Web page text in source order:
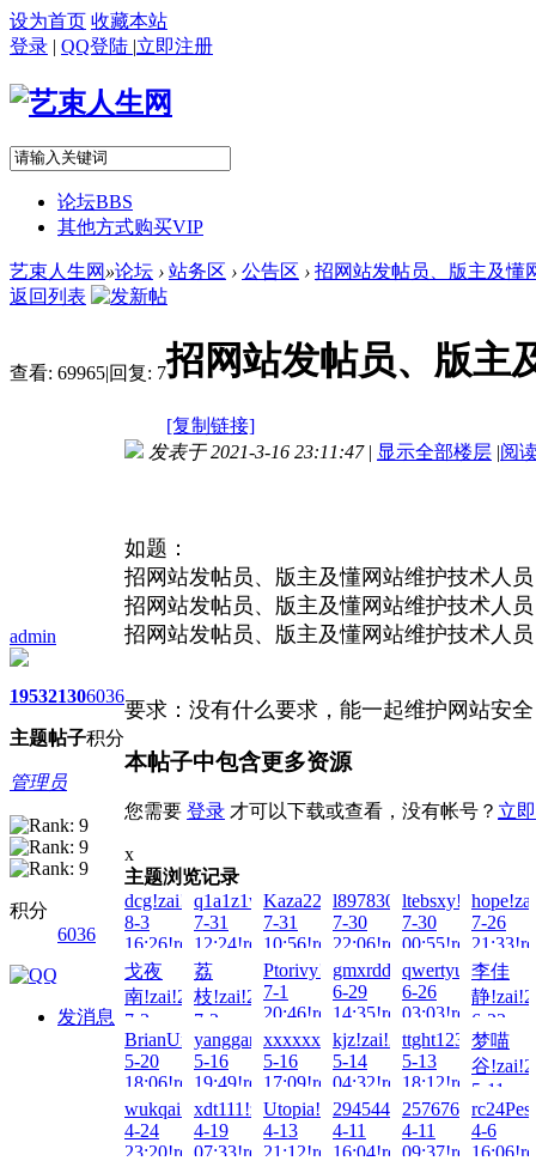
设为首页 收藏本站
登录 | QQ登陆 |立即注册
论坛BBS
其他方式购买VIP
艺束人生网 »论坛 › 站务区 › 公告区 › 招网站发帖员、版主及懂
返回列表
查看: 69965|回复: 7招网站发帖员、版主
[复制链接]
admin
1953
主题
2130
帖子
6036
积分
管理员
积分
6036
发消息
发表于 2021-3-16 23:11:47 | 显示全部楼层 |阅
如题：
招网站发帖员、版主及懂网站维护技术人
招网站发帖员、版主及懂网站维护技术人
招网站发帖员、版主及懂网站维护技术人
要求：没有什么要求，能一起维护网站安
本帖子中包含更多资源
您需要 登录 才可以下载或查看，没有帐号？ 立
x
主题浏览记录
dcg!zai!2026-
8-3
16:26!read!
q1a1z1w1e1!zai!2026-
7-31
12:24!read!
Kaza223!zai!2026-
7-31
10:56!read!
l897830689!zai!2026-
7-30
22:06!read!
ltebsxy!zai!2026-
7-30
00:55!read!
7-26
戈夜
南!zai!2026-
7-3
16:48!read!
荔
枝!zai!2026-
7-2
14:33!read!
Ptorivy!zai!2026-
7-1
20:46!read!
gmxrdd!zai!2026-
6-29
14:35!read!
6-26
03:03!read!
李佳
静
6-22
BrianUnwit!zai!2026-
5-20
18:06!read!
yanggangzhi!zai!2026-
5-16
19:49!read!
xxxxxxxxxxx!zai!2026-
5-16
17:09!read!
kjz!zai!2026-
5-14
04:32!read!
5-13
18:12!read!
梦喵
谷
5-11
wukqai!zai!2026-
4-24
23:20!read!
xdt111!zai!2026-
4-19
07:33!read!
Utopia!zai!2026-
4-13
21:12!read!
2945441360!zai!2026-
4-11
16:04!read!
4-11
09:37!read!
4-6